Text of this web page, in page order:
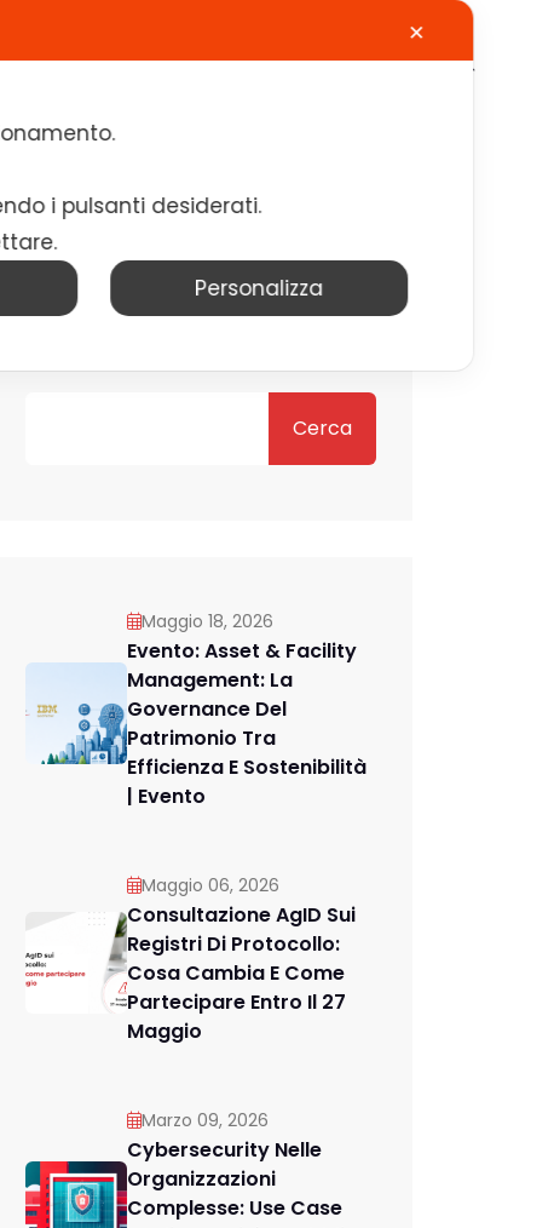
Calendario Contatti Lavora con noi
Cerca
Maggio 18, 2026
Evento: Asset & Facility
Management: La
Governance Del
Patrimonio Tra
Efficienza E Sostenibilità
| Evento
Maggio 06, 2026
Consultazione AgID Sui
Registri Di Protocollo:
Cosa Cambia E Come
Partecipare Entro Il 27
Maggio
Marzo 09, 2026
Cybersecurity Nelle
Organizzazioni
Complesse: Use Case
✕
i pulsanti desiderati.
Personalizza